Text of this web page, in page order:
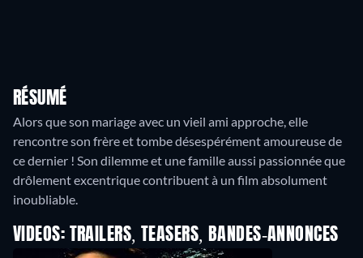
RÉSUMÉ
Alors que son mariage avec un vieil ami approche, elle
rencontre son frère et tombe désespérément amoureuse de
ce dernier ! Son dilemme et une famille aussi passionnée que
drôlement excentrique contribuent à un film absolument
inoubliable.
VIDEOS: TRAILERS, TEASERS, BANDES-ANNONCES